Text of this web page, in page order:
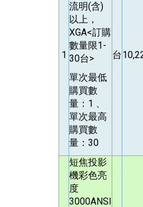
1
流明(含)
以上，
XGA<訂購
數量限1-
30台>
單次最低
購買數
量：1 、
單次最高
購買數
量：30
台
短焦投影
機彩色亮
度
3000ANSI